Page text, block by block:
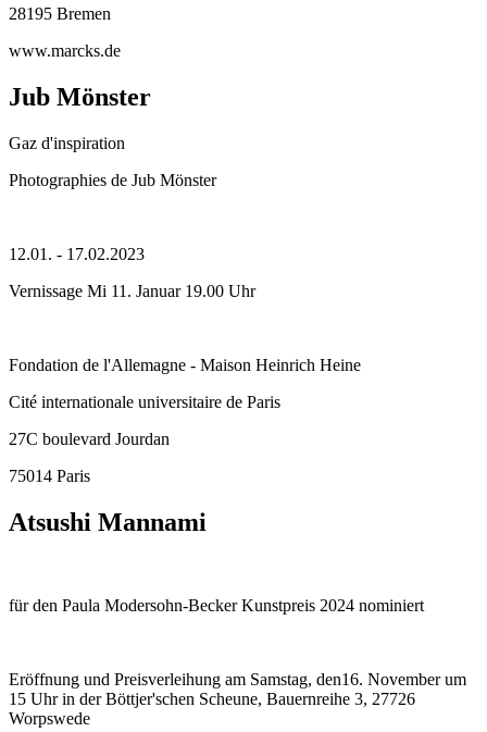
28195 Bremen
www.marcks.de
Jub Mönster
Gaz d'inspiration
Photographies de Jub Mönster
12.01. - 17.02.2023
Vernissage Mi 11. Januar 19.00 Uhr
Fondation de l'Allemagne - Maison Heinrich Heine
Cité internationale universitaire de Paris
27C boulevard Jourdan
75014 Paris
Atsushi Mannami
für den Paula Modersohn-Becker Kunstpreis 2024 nominiert
Eröffnung und Preisverleihung am Samstag, den16. November um
15 Uhr in der Böttjer'schen Scheune, Bauernreihe 3, 27726
Worpswede